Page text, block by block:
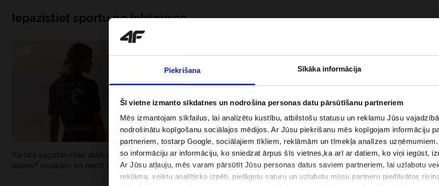
Piekrišana Sīkāka informācija
Šī vietne izmanto sīkdatnes un nodrošina personas datu pārsūtīšanu partneriem
Mēs izmantojam sīkfailus, lai analizētu kustību, atbilstošu statusu un reklamu Jūsu
nodrošinātu kopīgošanu sociālajos mēdijos. Ar Jūsu piekrišanu mēs kopīgojam informāciju
partneriem, tostarp Google, sociālajiem tīkliem, reklāmām un tīmekļa analīzes
so informāciju ar informāciju, ko sniedzat ārpus šīs vietnes,ka arī ar datiem, ko viņi iegūst,
Ar Jūsu atļauju, mēs varam pārsūtīt Jūsu personas datus saviem partneriem, lai uzlabotu
reklāma, veiktu analītisko izpēti, pielāgotu saturu un uzlabotu mūsu partneru piedāvātos
Iepazīstiet sportu no iekšpuses
Kā labi sagatavoties aktīvai dienai pie
ūdens? Iesakām, ko ņemt līdzi
Kāpēc UV aizsardzībai pie ūdens jābūt
dubultai: UPF apģērbs + SPF
Jaunā 4F tenisa un padela kolekcija.
Sportiska funkcionalitāte satiekas ar
mūsdienīgu stilu